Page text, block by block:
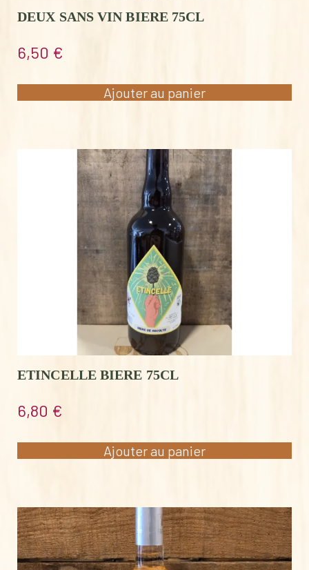
DEUX SANS VIN BIERE 75CL
6,50 €
Ajouter au panier
ETINCELLE BIERE 75CL
6,80 €
Ajouter au panier